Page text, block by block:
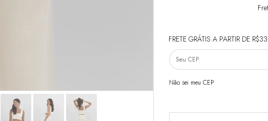
FRETE GRÁTIS A PARTIR DE
Não sei meu CEP